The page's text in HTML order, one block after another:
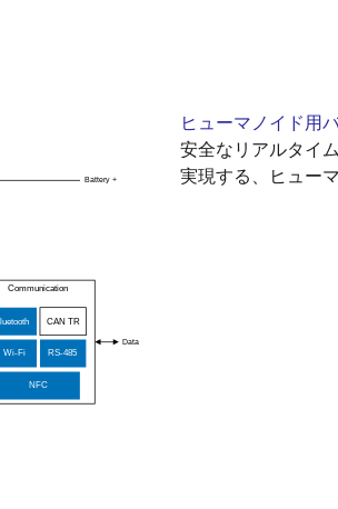
ヒューマノイド用
安全なリアルタイ
実現する、ヒュー